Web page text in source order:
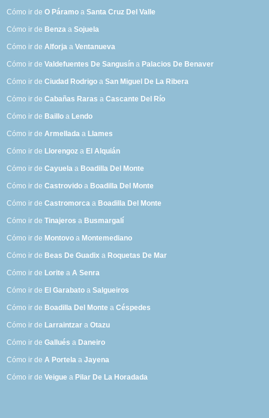
Cómo ir deO Páramo aSanta Cruz Del Valle
Cómo ir de Benza aSojuela
Cómo ir deAlforja aVentanueva
Cómo ir deValdefuentes De Sangusín a Palacios De Benaver
Cómo ir deCiudad Rodrigo aSan Miguel De La Ribera
Cómo ir deCabañas Raras aCascante Del Río
Cómo ir de Baillo a Lendo
Cómo ir deArmellada a Llames
Cómo ir de Llorengoz a El Alquián
Cómo ir deCayuela a Boadilla Del Monte
Cómo ir deCastrovido a Boadilla Del Monte
Cómo ir deCastromorca a Boadilla Del Monte
Cómo ir deTinajeros a Busmargalí
Cómo ir de Montovo a Montemediano
Cómo ir de Beas De Guadix a Roquetas De Mar
Cómo ir de Lorite aA Senra
Cómo ir de El Garabato aSalgueiros
Cómo ir de Boadilla Del Monte aCéspedes
Cómo ir de Larraintzar aOtazu
Cómo ir deGallués a Daneiro
Cómo ir deA Portela aJayena
Cómo ir deVeigue a Pilar De La Horadada